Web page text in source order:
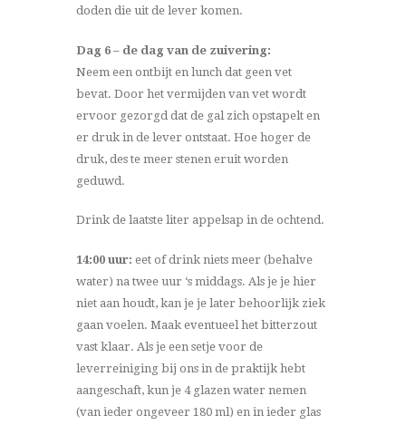
doden die uit de lever komen.
Dag 6 – de dag van de zuivering:
Neem een ontbijt en lunch dat geen vet
bevat. Door het vermijden van vet wordt
ervoor gezorgd dat de gal zich opstapelt en
er druk in de lever ontstaat. Hoe hoger de
druk, des te meer stenen eruit worden
geduwd.
Drink de laatste liter appelsap in de ochtend.
14:00 uur: eet of drink niets meer (behalve
water) na twee uur ‘s middags. Als je je hier
niet aan houdt, kan je je later behoorlijk ziek
gaan voelen. Maak eventueel het bitterzout
vast klaar. Als je een setje voor de
leverreiniging bij ons in de praktijk hebt
aangeschaft, kun je 4 glazen water nemen
(van ieder ongeveer 180 ml) en in ieder glas